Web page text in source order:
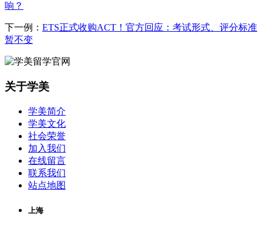
响？
下一例： ETS正式收购ACT！官方回应：考试形式、评分标准
暂不变
关于学美
学美简介
学美文化
社会荣誉
加入我们
在线留言
联系我们
站点地图
上海